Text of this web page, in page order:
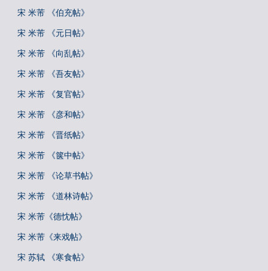
宋 米芾 《伯充帖》
宋 米芾 《元日帖》
宋 米芾 《向乱帖》
宋 米芾 《吾友帖》
宋 米芾 《复官帖》
宋 米芾 《彦和帖》
宋 米芾 《晋纸帖》
宋 米芾 《箧中帖》
宋 米芾 《论草书帖》
宋 米芾 《道林诗帖》
宋 米芾《德忱帖》
宋 米芾《来戏帖》
宋 苏轼 《寒食帖》